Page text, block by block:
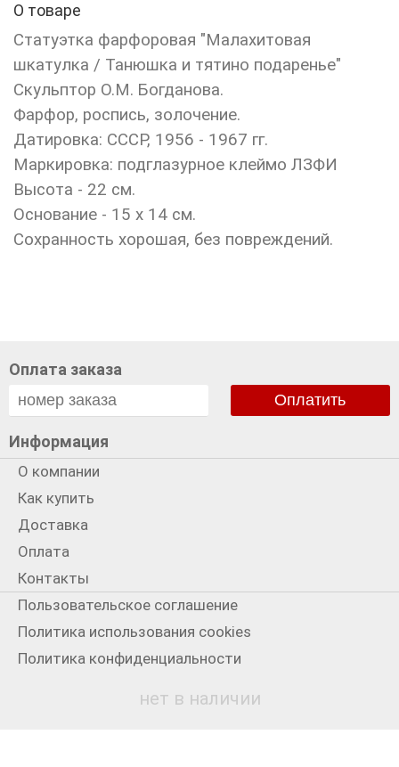
О товаре
Cтатуэтка фарфоровая "Малахитовая
шкатулка / Танюшка и тятино подаренье"
Скульптор О.М. Богданова.
Фарфор, роспись, золочение.
Датировка: СССР, 1956 - 1967 гг.
Маркировка: подглазурное клеймо ЛЗФИ
Высота - 22 см.
Основание - 15 х 14 см.
Сохранность хорошая, без повреждений.
нет в наличии
Оплата заказа
Оплатить
Информация
О компании
Как купить
Доставка
Оплата
Контакты
Пользовательское соглашение
Политика использования cookies
Политика конфиденциальности